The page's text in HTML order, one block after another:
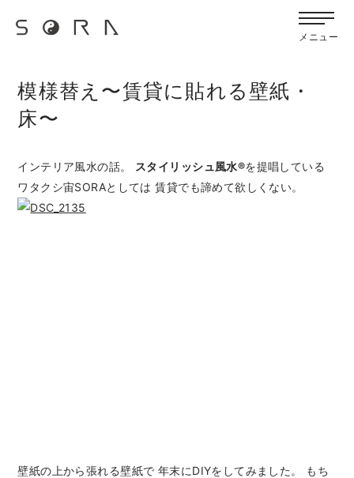
メニュー
宙SORAのブログ
模様替え〜賃貸に貼れる壁紙・
床〜
インテリア風水の話。 スタイリッシュ風水®を提唱している
ワタクシ宙SORAとしては 賃貸でも諦めて欲しくない。
壁紙の上から張れる壁紙で 年末にDIYをしてみました。 もち